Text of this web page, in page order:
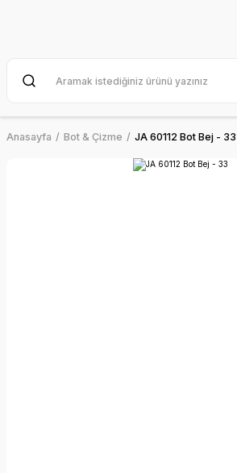
Anasayfa Bot & Çizme JA 60112 Bot Bej - 33